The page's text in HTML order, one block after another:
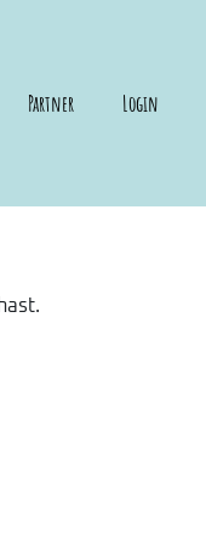
Partner Login